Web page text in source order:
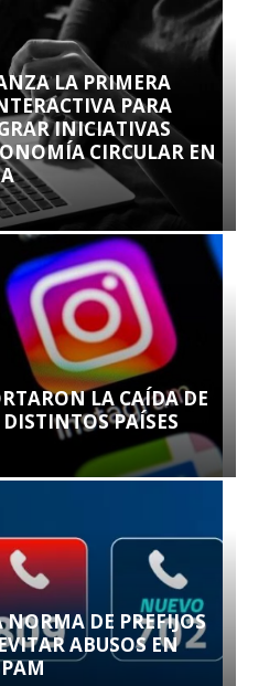
LA PRIMERA
PARA
INICIATIVAS
CIRCULAR EN
LA CAÍDA DE
PAÍSES
NORMA DE PREFIJOS
ABUSOS EN